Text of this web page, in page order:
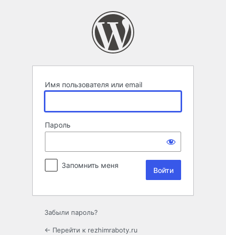
Имя пользователя или email
Пароль
Запомнить меня
Забыли пароль?
← Перейти к rezhimraboty.ru